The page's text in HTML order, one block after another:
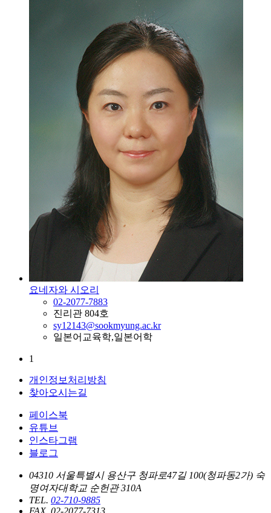
요네자와 시오리
02-2077-7883
진리관 804호
sy12143@sookmyung.ac.kr
일본어교육학,일본어학
1
개인정보처리방침
찾아오시는길
페이스북
유튜브
인스타그램
블로그
04310 서울특별시 용산구 청파로47길 100(청파동2가) 숙
명여자대학교 순헌관 310A
TEL. 02-710-9885